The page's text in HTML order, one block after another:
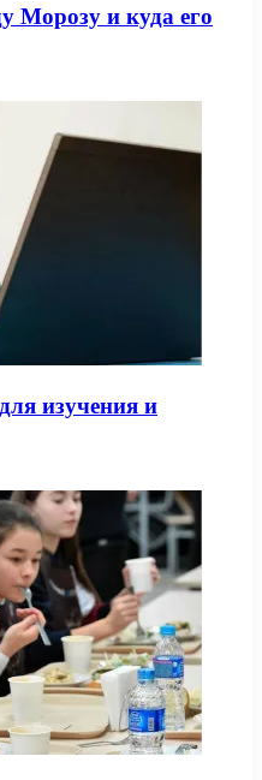
Морозу и куда его
изучения и